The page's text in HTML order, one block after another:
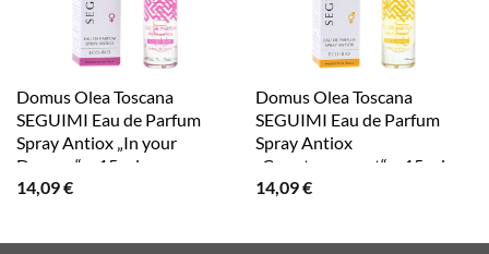
Domus Olea Toscana
SEGUIMI Eau de Parfum
Spray Antiox „In your
Dreams“ – 15 ml
14,09€
Domus Olea Toscana
SEGUIMI Eau de Parfum
Spray Antiox
„Countercurrent“ – 15 ml
14,09€